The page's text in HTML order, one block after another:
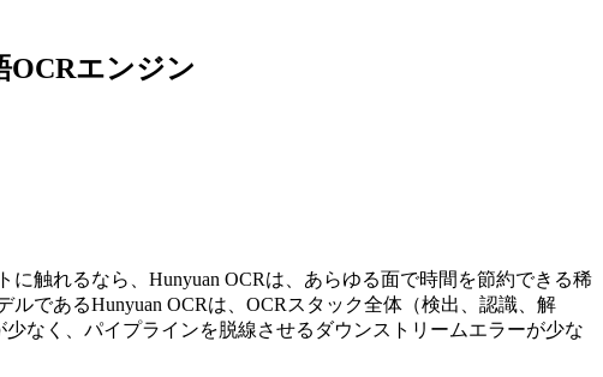
OCRエンジン
触れるなら、Hunyuan OCRは、あらゆる面で時間を節約できる稀
ルであるHunyuan OCRは、OCRスタック全体（検出、認識、解
なく、パイプラインを脱線させるダウンストリームエラーが少な